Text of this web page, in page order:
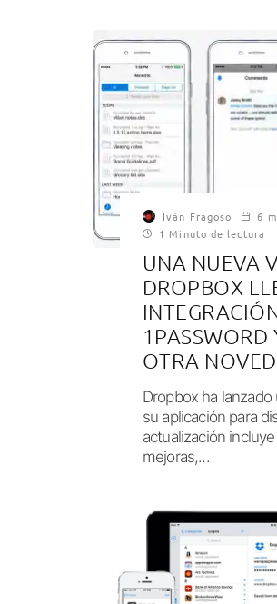
Iván Fragoso
6
1 Minuto de lectura
UNA NUEVA
DROPBOX
1PASSWORD
OTRA
Dropbox ha
su aplicación para
actualización
mejoras,...